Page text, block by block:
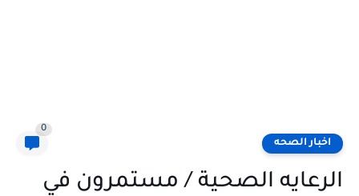
اخبار الصحه
0
الرعايه الصحية / مستمرون في